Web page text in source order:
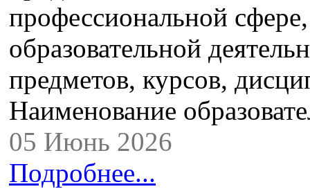
профессиональной
образовательной
предметов, курсов,
Наименование
05 Июнь 2026
Подробнее...